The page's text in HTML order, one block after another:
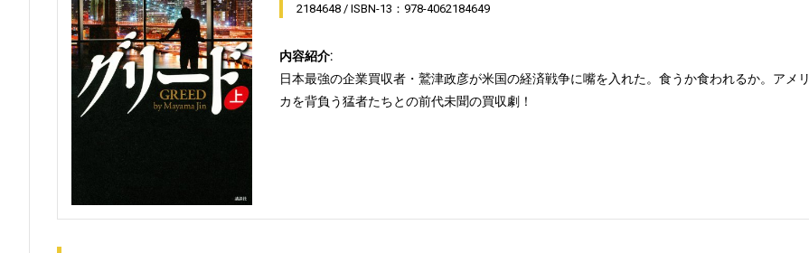
2184648
ISBN-13：978-4062184649
内容紹介:
日本最強の企業買収者・鷲津政彦が米国の経済戦争に嘴を入れた。食うか食われるか。アメリ
カを背負う猛者たちとの前代未聞の買収劇！